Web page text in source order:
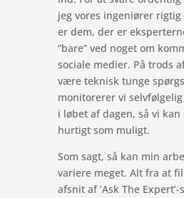
jeg vores ingeniører
er dem, der er
”bare” ved noget om
sociale medier. På trods
være teknisk tunge
monitorerer vi
i løbet af dagen, så vi kan
hurtigt som muligt.
Som sagt, så kan min
variere meget. Alt fra at
afsnit af ’Ask The